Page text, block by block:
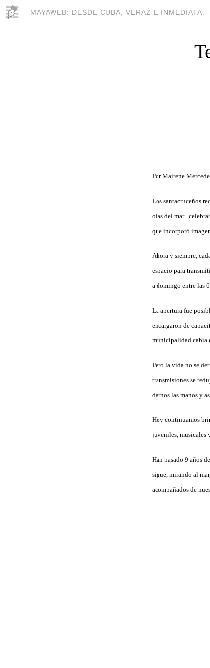
MAYAWEB: DESDE CUBA, VERAZ E INMEDIATA.
Por Mairene
Los santacruceños
olas del mar
que incorporó
Ahora y siempre,
espacio para
a domingo entre las
La apertura fue
encargaron de
municipalidad cabía
Pero la vida no se
transmisiones se
darnos las manos y
Hoy continuamos
juveniles, musicales
Han pasado 9 años
sigue, mirando al
acompañados de